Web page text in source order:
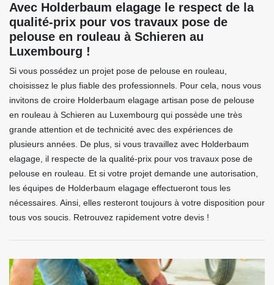
Avec Holderbaum elagage le respect de la
qualité-prix pour vos travaux pose de
pelouse en rouleau à Schieren au
Luxembourg !
Si vous possédez un projet pose de pelouse en rouleau,
choisissez le plus fiable des professionnels. Pour cela, nous vous
invitons de croire Holderbaum elagage artisan pose de pelouse
en rouleau à Schieren au Luxembourg qui possède une très
grande attention et de technicité avec des expériences de
plusieurs années. De plus, si vous travaillez avec Holderbaum
elagage, il respecte de la qualité-prix pour vos travaux pose de
pelouse en rouleau. Et si votre projet demande une autorisation,
les équipes de Holderbaum elagage effectueront tous les
nécessaires. Ainsi, elles resteront toujours à votre disposition pour
tous vos soucis. Retrouvez rapidement votre devis !